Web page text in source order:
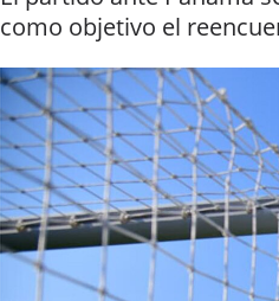
como objetivo el